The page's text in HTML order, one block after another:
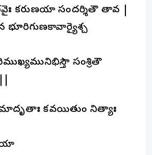
కరుణయా సందర్శితౌ తావకౌ |
భూరిగుణకావార్యైశ్చ
సంశ్రితౌ
కవయితుం నిత్యాః